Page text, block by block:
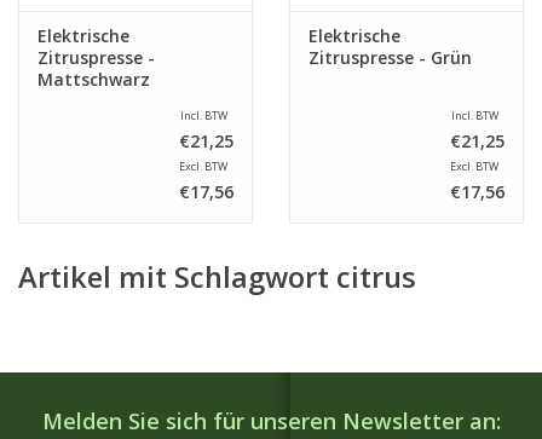
Elektrische
Zitruspresse -
Mattschwarz
Incl. BTW
€21,25
Excl. BTW
€17,56
Elektrische
Zitruspresse - Grün
Incl. BTW
€21,25
Excl. BTW
€17,56
Artikel mit Schlagwort citrus
Melden Sie sich für unseren Newsletter an: